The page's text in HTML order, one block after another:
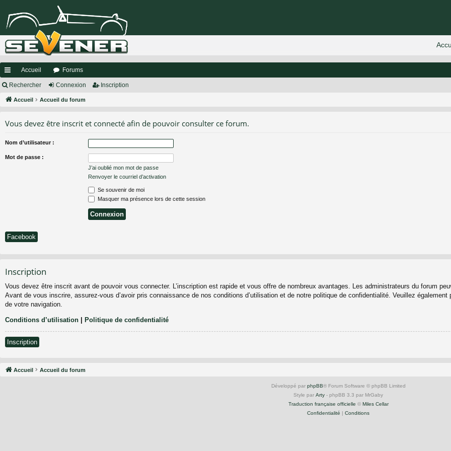
ac
co
s
Accueil Forums
Rechercher Connexion Inscription
Accueil Accueil du forum
Vous devez être inscrit et connecté afin de pouvoir consulter ce forum.
Nom d’utilisateur :
Mot de passe :
J’ai oublié mon mot de passe
Renvoyer le courriel d’activation
Se souvenir de moi
Masquer ma présence lors de cette session
Facebook
Inscription
Vous devez être inscrit avant de pouvoir vous connecter. L’inscription est rapide et vous offre de nombreux avantages. Les administrateurs du forum
Avant de vous inscrire, assurez-vous d’avoir pris connaissance de nos conditions d’utilisation et de notre politique de confidentialité. Veuillez
de votre navigation.
Conditions d’utilisation | Politique de confidentialité
Inscription
Accueil Accueil du forum
Développé par phpBB® Forum Software © phpBB Limited
Style par Arty - phpBB 3.3 par MrGaby
Traduction française officielle © Miles Cellar
Confidentialité | Conditions